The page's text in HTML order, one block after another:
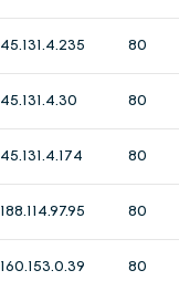
45.131.4.235 80
45.131.4.30 80
45.131.4.174 80
188.114.97.95 80
160.153.0.39 80